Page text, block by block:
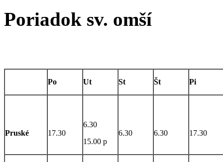
Poriadok sv. omší
Po Ut St Št Pi
Pruské 17.30
6.30
15.00 p
6.30 6.30 17.30